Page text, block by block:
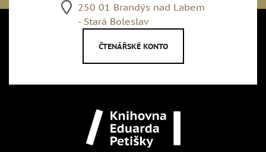
250 01 Brandýs nad Labem
- Stará Boleslav
ČTENÁŘSKÉ KONTO